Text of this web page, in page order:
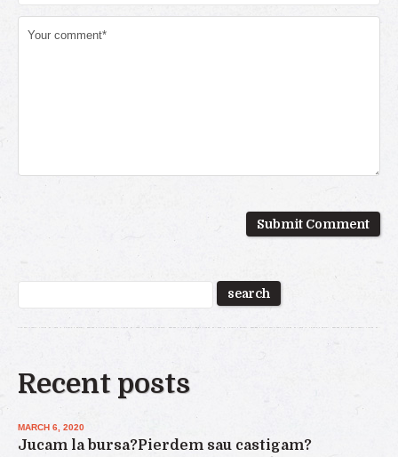
Recent posts
MARCH 6, 2020
Jucam la bursa?Pierdem sau castigam?